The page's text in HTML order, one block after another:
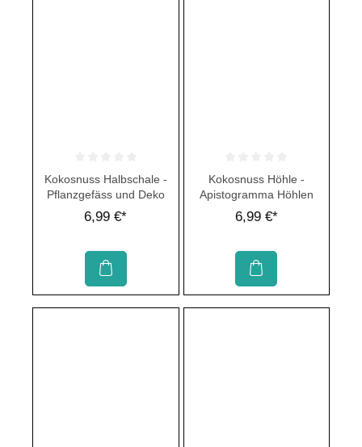
Durchschnittliche Bewertung von 0 von 5 Sternen
Kokosnuss Halbschale -
Pflanzgefäss und Deko
6,99 €*
Durchschnittliche Bewertung von
Kokosnuss Höhle -
Apistogramma Höhlen
6,99 €*